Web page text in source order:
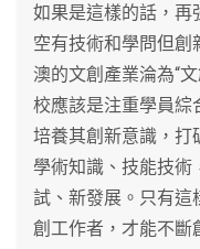
如果是這樣的話，再
空有技術和學問但創
澳的文創產業淪為“
校應該是注重學員綜
培養其創新意識，打
學術知識、技能技術
試、新發展。只有這
創工作者，才能不斷